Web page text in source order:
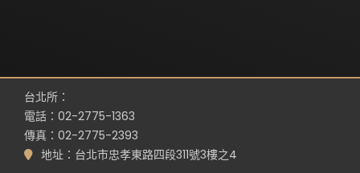
台北所：
電話：02-2775-1363
傳真：02-2775-2393
地址：台北市忠孝東路四段311號3樓之4